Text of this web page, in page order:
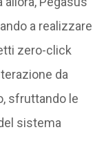
a realizzare
zero-click
da
sfruttando le
sistema